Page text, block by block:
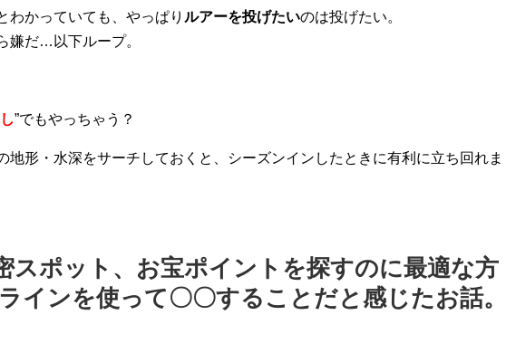
わかっていても、やっぱり ルアーを投げたいのは投げたい。
嫌だ…以下ループ。
”でもやっちゃう？
地形・水深をサーチしておくと、シーズンインしたときに有利に立ち回れま
スポット、お宝ポイントを探すのに最適な方
インを使って〇〇することだと感じたお話。